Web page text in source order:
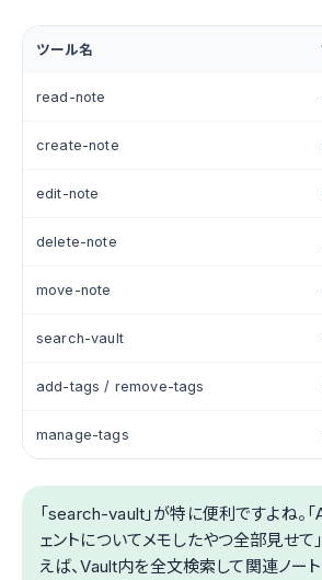
ツール名
read-note
create-note
edit-note
delete-note
move-note
search-vault
add-tags / remove-tags
manage-tags
「search-vault」が特に便利ですよね。
ェントについてメモしたやつ全部見せて
えば、Vault内を全文検索して関連ノー